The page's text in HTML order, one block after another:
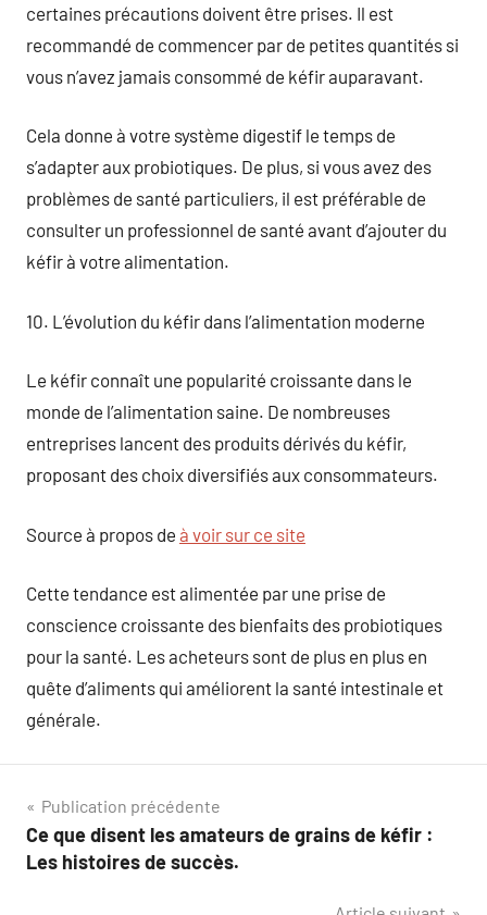
certaines précautions doivent être prises. Il est
recommandé de commencer par de petites quantités si
vous n’avez jamais consommé de kéfir auparavant.
Cela donne à votre système digestif le temps de
s’adapter aux probiotiques. De plus, si vous avez des
problèmes de santé particuliers, il est préférable de
consulter un professionnel de santé avant d’ajouter du
kéfir à votre alimentation.
10. L’évolution du kéfir dans l’alimentation moderne
Le kéfir connaît une popularité croissante dans le
monde de l’alimentation saine. De nombreuses
entreprises lancent des produits dérivés du kéfir,
proposant des choix diversifiés aux consommateurs.
Source à propos de à voir sur ce site
Cette tendance est alimentée par une prise de
conscience croissante des bienfaits des probiotiques
pour la santé. Les acheteurs sont de plus en plus en
quête d’aliments qui améliorent la santé intestinale et
générale.
Navigation
de
Publication précédente
Ce que disent les amateurs de grains de kéfir :
Les histoires de succès.